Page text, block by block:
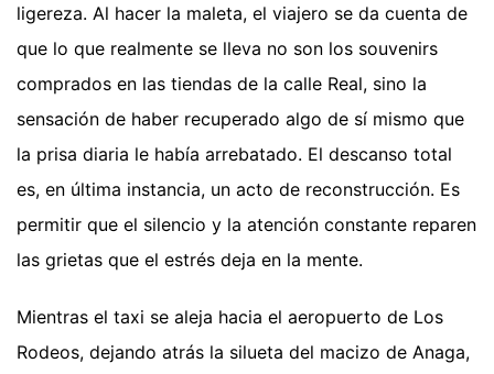
ligereza. Al hacer la maleta, el viajero se da cuenta de
que lo que realmente se lleva no son los souvenirs
comprados en las tiendas de la calle Real, sino la
sensación de haber recuperado algo de sí mismo que
la prisa diaria le había arrebatado. El descanso total
es, en última instancia, un acto de reconstrucción. Es
permitir que el silencio y la atención constante reparen
las grietas que el estrés deja en la mente.
Mientras el taxi se aleja hacia el aeropuerto de Los
Rodeos, dejando atrás la silueta del macizo de Anaga,